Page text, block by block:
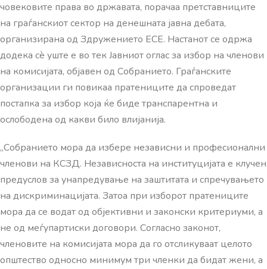
човековите права во државата, порачаа претставниците
на граѓанскиот сектор на денешната јавна дебата,
организирана од Здружението ЕСЕ. Настанот се одржа
додека сè уште е во тек Јавниот оглас за избор на членови
на комисијата, објавен од Собранието. Граѓанските
организации ги повикаа пратениците да спроведат
постапка за избор која ќе биде транспарентна и
ослободена од какви било влијанија.
„Собранието мора да избере независни и професионални
членови на КСЗД. Независноста на институцијата е клучен
предуслов за унапредување на заштитата и спречувањето
на дискриминацијата. Затоа при изборот пратениците
мора да се водат од објективни и законски критериуми, а
не од меѓупартиски договори. Согласно законот,
членовите на комисијата мора да го отсликуваат целото
општество односно минимум три членки да бидат жени, а